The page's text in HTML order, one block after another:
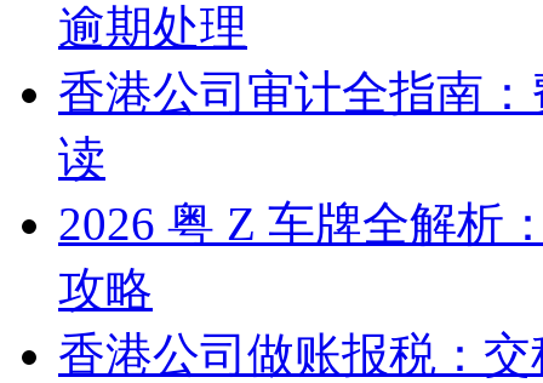
逾期处理
香港公司审计全指南
读
2026 粤 Z 车牌全解析
攻略
香港公司做账报税：